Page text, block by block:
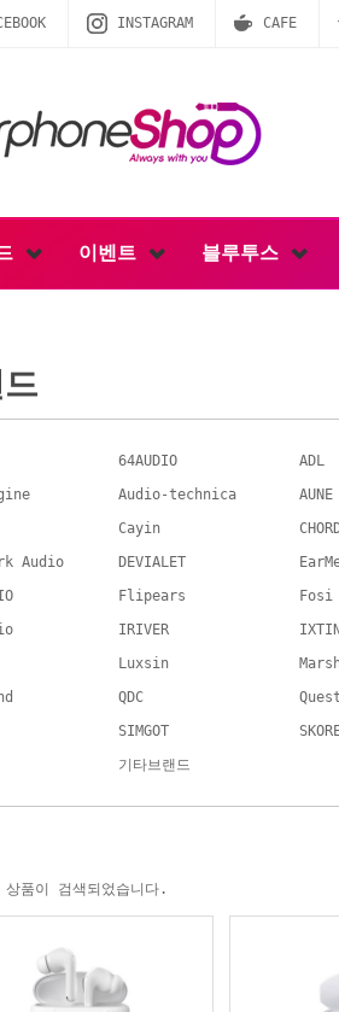
INSTAGRAM CAFE
이벤트 블루투스
64AUDIO ADL
Audio-technica AUNE
Cayin
Audio
DEVIALET
Flipears Fosi
IRIVER IXTIN
Luxsin
QDC
SIMGOT
기타브랜드
상품이 검색되었습니다.